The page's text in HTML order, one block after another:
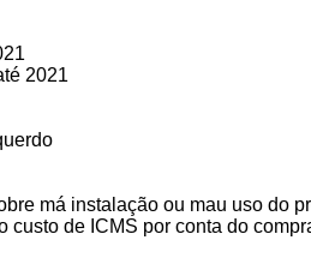
2021
má instalação ou mau uso do
custo de ICMS por conta do